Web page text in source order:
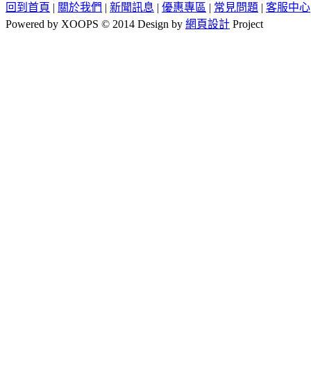
回到首頁 | 關於我們 | 新聞訊息 | 優惠專區 | 常見問題 | 客服中心
Powered by XOOPS © 2014 Design by 網頁設計 Project